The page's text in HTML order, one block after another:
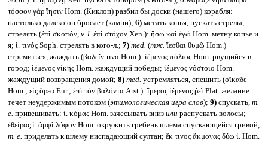
τόσσον γὰρ ἵησιν Hom. (Киклоп) разбил бы доски (нашего) корабля:
настолько далеко он бросает (камни); 6)метать копья, пускать стрелы,
стрелять (ἐπὶ σκοπόν, v. l. ἐπὶ στόχον Xen.): ἥσω καὶ ἐγώ Hom. метну копье и
я; ἱ. τινός Soph. стрелять в кого-л.; 7) med. (тж. ἵεσθαι θυμῷ Hom.)
стремиться, жаждать (βαλεῖν τινα Hom.): ἱέμενος πόλιος Hom. рвущийся в
город; ἱέμενος νίκης Hom. жаждущий победы; ἱέμενος νόστοιο Hom.
жаждущий возвращения домой; 8) med. устремляться, спешить (οἴκαδε
Hom.; εἰς ὄρεα Eur.; ἐπὶ τὸν βαλόντα Arst.): ἵμερος ἱέμενος ῥεῖ Plat. желание
течет неудержимым потоком (этимологическая игра слов); 9)спускать,т.
е. привешивать: ἱ. κόμας Hom. зачесывать вниз или распускать волосы;
ἐθείρας ἱ. ἀμφὶ λόφον Hom. окружить гребень шлема спускающейся гривой,
т. е. приделать к шлему ниспадающий султан; ἔκ τινος ἄκμονας δύω ἱ. Hom.